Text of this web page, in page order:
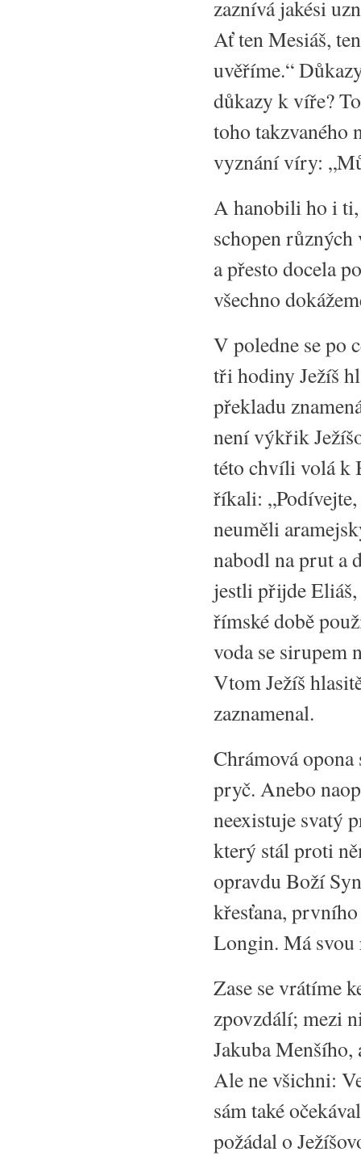
zaznívá jakési
Ať ten Mesiáš,
uvěříme.“
důkazy k víře?
toho takzvaného
vyznání víry:
A hanobili ho i
schopen
a přesto docela
všechno
V poledne se po
tři hodiny Ježíš
překladu
není výkřik
této chvíli volá k
říkali:
neuměli
nabodl na prut a
jestli přijde Eliáš,
římské době
voda se sirupem
Vtom Ježíš
zaznamenal.
Chrámová
pryč. Anebo
neexistuje svatý
který stál proti
opravdu Boží
křesťana,
Longin. Má svou
Zase se vrátíme
zpovzdálí; mezi
Jakuba
Ale ne všichni:
sám také
požádal o